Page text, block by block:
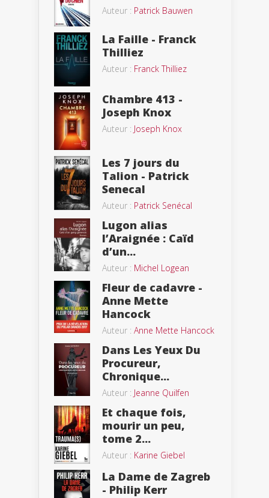
Auteur : Patrick Bauwen
La Faille - Franck
Thilliez
Auteur : Franck Thilliez
Chambre 413 -
Joseph Knox
Auteur : Joseph Knox
Les 7 jours du
Talion - Patrick
Senecal
Auteur : Patrick Senécal
Lugon alias
l’Araignée : Caïd
d’un...
Auteur : Michel Logean
Fleur de cadavre -
Anne Mette
Hancock
Auteur : Anne Mette Hancock
Dans Les Yeux Du
Procureur,
Chronique...
Auteur : Jeanne Quilfen
Et chaque fois,
mourir un peu,
tome 2...
Auteur : Karine Giebel
La Dame de Zagreb
- Philip Kerr